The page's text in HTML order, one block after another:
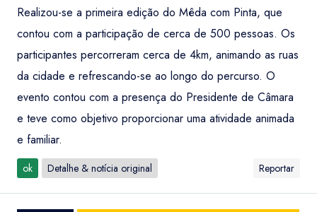
Realizou-se a primeira edição do Mêda com Pinta, que
contou com a participação de cerca de 500 pessoas. Os
participantes percorreram cerca de 4km, animando as ruas
da cidade e refrescando-se ao longo do percurso. O
evento contou com a presença do Presidente de Câmara
e teve como objetivo proporcionar uma atividade animada
e familiar.
ok Detalhe & notícia original Reportar